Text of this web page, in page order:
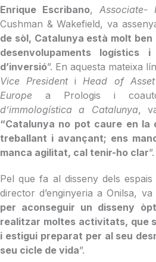
Enrique Escribano, Associate-
Cushman & Wakefield, va
de sòl, Catalunya està molt
desenvolupaments
d’inversió”. En aquesta mateixa
Vice PresidentiHead of Asset
Europe a Prologis i
d’immologística a Catalunya,
“Catalunya no pot caure en la
treballant i avançant; ens
manca agilitat, cal tenir-ho clar”.
Pel que fa al disseny dels espais
director d’enginyeria a Onilsa,
per aconseguir un disseny
realitzar moltes activitats, que
i estigui preparat per al seu
seu cicle de vida”.